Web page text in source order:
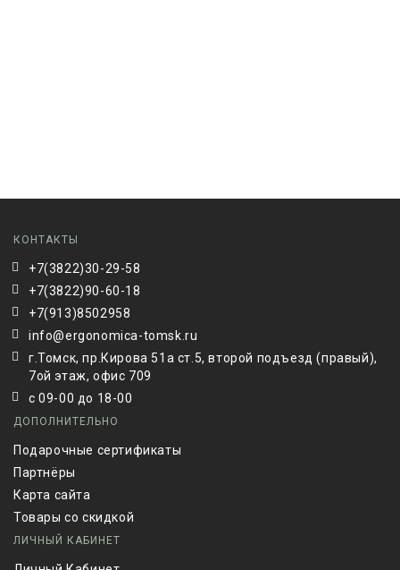
КОНТАКТЫ
+7(3822)30-29-58
+7(3822)90-60-18
+7(913)8502958
info@ergonomica-tomsk.ru
г.Томск, пр.Кирова 51а ст.5, второй подъезд (правый),
7ой этаж, офис 709
с 09-00 до 18-00
ДОПОЛНИТЕЛЬНО
Подарочные сертификаты
Партнёры
Карта сайта
Товары со скидкой
ЛИЧНЫЙ КАБИНЕТ